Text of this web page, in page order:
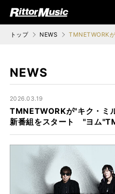
ジック (Rittor Musi
トップ NEWS TMNETWORK
NEWS
2026.03.19
TMNETWORKが"キク・ミ
新番組をスタート "ヨム